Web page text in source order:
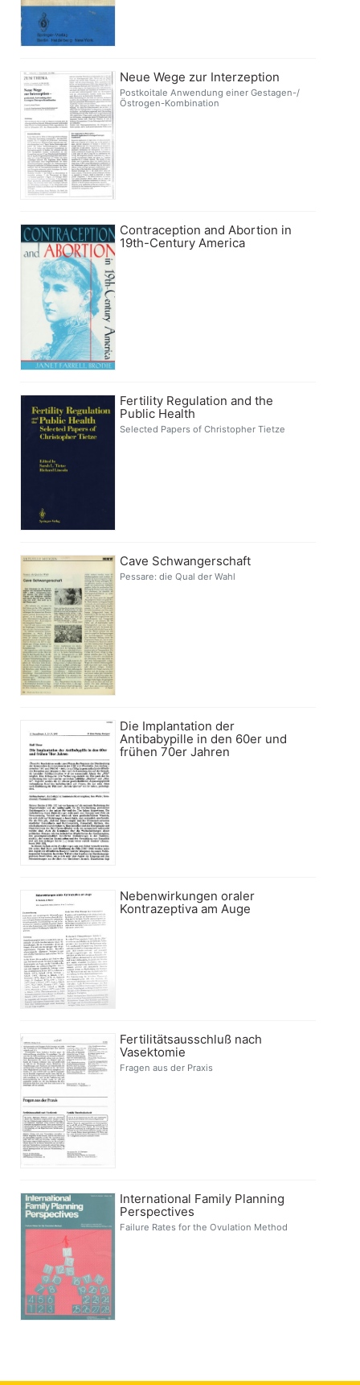
Neue Wege zur Interzeption
Postkoitale Anwendung einer Gestagen-/
Östrogen-Kombination
Contraception and Abortion in
19th-Century America
Fertility Regulation and the
Public Health
Selected Papers of Christopher Tietze
Cave Schwangerschaft
Pessare: die Qual der Wahl
Die Implantation der
Antibabypille in den 60er und
frühen 70er Jahren
Nebenwirkungen oraler
Kontrazeptiva am Auge
Fertilitätsausschluß nach
Vasektomie
Fragen aus der Praxis
International Family Planning
Perspectives
Failure Rates for the Ovulation Method